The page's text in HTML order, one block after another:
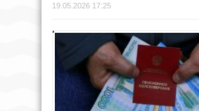
19.05.2026 17:25